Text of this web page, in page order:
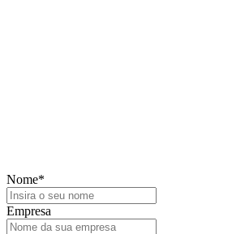
Nome*
Empresa